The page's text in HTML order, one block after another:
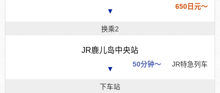
650日元～
▼
换乘2
JR鹿儿岛中央站
50分钟～ JR特急列车
▼
下车站